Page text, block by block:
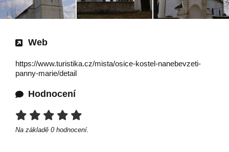
Web
https://www.turistika.cz/mista/osice-kostel-nanebevzeti-
panny-marie/detail
Hodnocení
Na základě 0 hodnocení.